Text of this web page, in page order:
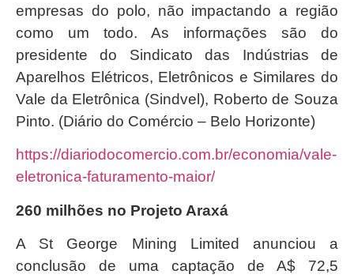
empresas do polo, não impactando a região
como um todo. As informações são do
presidente do Sindicato das Indústrias de
Aparelhos Elétricos, Eletrônicos e Similares do
Vale da Eletrônica (Sindvel), Roberto de Souza
Pinto. (Diário do Comércio – Belo Horizonte)
https://diariodocomercio.com.br/economia/vale-
eletronica-faturamento-maior/
260 milhões no Projeto Araxá
A St George Mining Limited anunciou a
conclusão de uma captação de A$ 72,5